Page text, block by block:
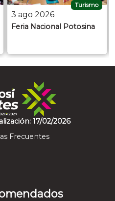
Turismo
3 ago 2026
Feria Nacional Potosina
17/02/2026
Frecuentes